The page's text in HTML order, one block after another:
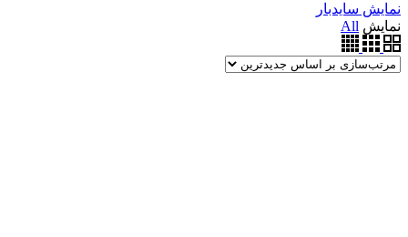
نمایش سایدبار
نمایش All